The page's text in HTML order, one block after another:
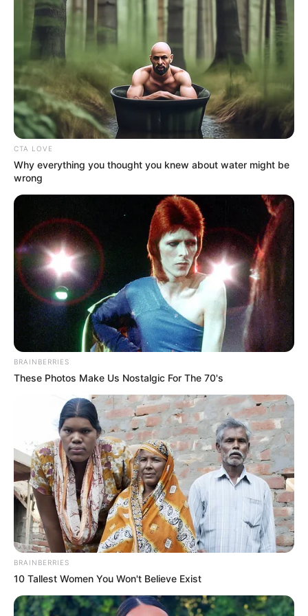
Salah satunya adalah Beom Sil (D.O) yang jatuh cinta dengan
temannya sendiri Soo-ok (Kim So Hyun). Dalam film ini juga
bercerita tentang persahabatan loh.
Berkat aktingnya yang keren, D.O berhasil meraih penghargaan
Most Popular Actordalam ajangBaeksang Arts Awards
ke-53
tahun 2016.
2. My Annoying Brother (2016)
Dalam film My Annoying Brother, Kyung Soo berkesempatan
untuk beradu akting dengan aktor kawakan Jo Jung Suk dan Park
Shin Hye.
CTA LOVE
Why everything you thought you knew about water might be
wrong
BRAINBERRIES
These Photos Make Us Nostalgic For The 70's
BRAINBERRIES
10 Tallest Women You Won't Believe Exist